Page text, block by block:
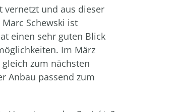
vernetzt und aus dieser
Schewski ist
einen sehr guten Blick
Im März
gleich zum nächsten
Anbau passend zum